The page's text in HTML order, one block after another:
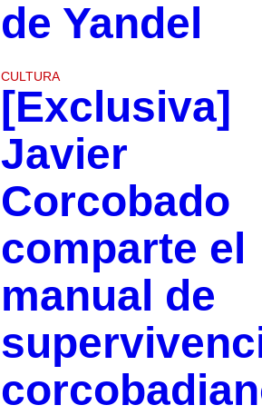
de Yandel
CULTURA
[Exclusiva]
Javier
Corcobado
comparte el
manual de